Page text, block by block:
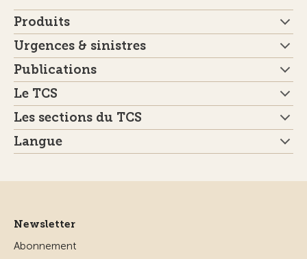
Produits
Urgences & sinistres
Publications
Le TCS
Les sections du TCS
Langue
Newsletter
Abonnement